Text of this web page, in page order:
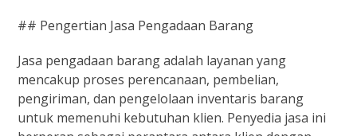
## Pengertian Jasa Pengadaan Barang
Jasa pengadaan barang adalah layanan yang
mencakup proses perencanaan, pembelian,
pengiriman, dan pengelolaan inventaris barang
untuk memenuhi kebutuhan klien. Penyedia jasa ini